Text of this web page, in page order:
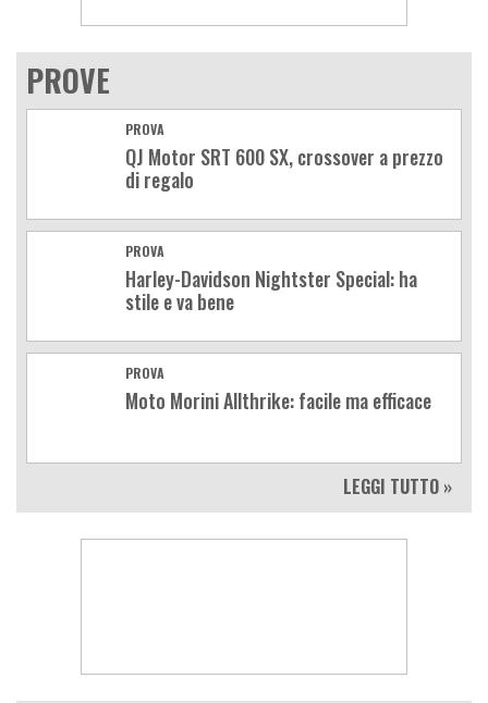
PROVE
PROVA
QJ Motor SRT 600 SX, crossover a prezzo
di regalo
PROVA
Harley-Davidson Nightster Special: ha
stile e va bene
PROVA
Moto Morini Allthrike: facile ma efficace
LEGGI TUTTO »